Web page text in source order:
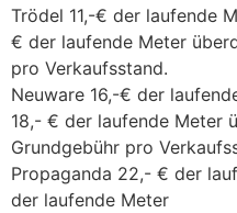
Trödel 11,-€ der laufende
€ der laufende Meter
pro Verkaufsstand.
Neuware 16,-€ der
18,- € der laufende Meter
Grundgebühr pro
Propaganda 22,- € der
der laufende Meter